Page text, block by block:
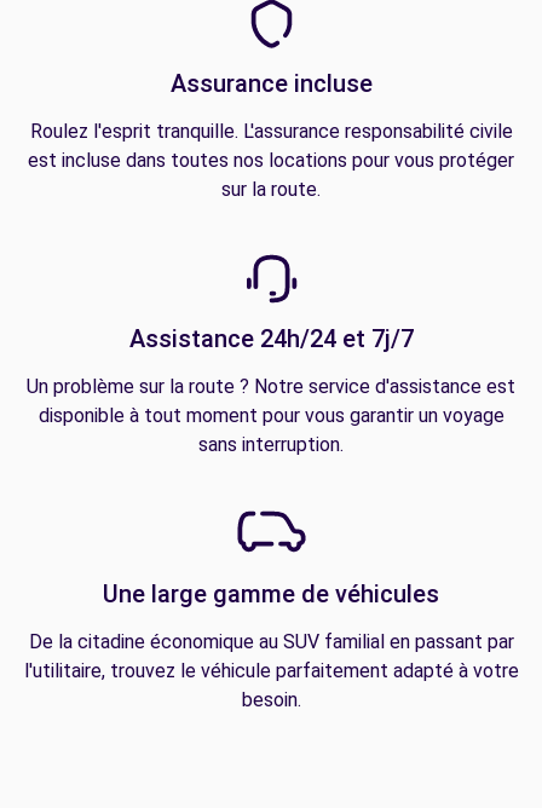
Assurance incluse
Roulez l'esprit tranquille. L'assurance responsabilité civile
est incluse dans toutes nos locations pour vous protéger
sur la route.
Assistance 24h/24 et 7j/7
Un problème sur la route ? Notre service d'assistance est
disponible à tout moment pour vous garantir un voyage
sans interruption.
Une large gamme de véhicules
De la citadine économique au SUV familial en passant par
l'utilitaire, trouvez le véhicule parfaitement adapté à votre
besoin.